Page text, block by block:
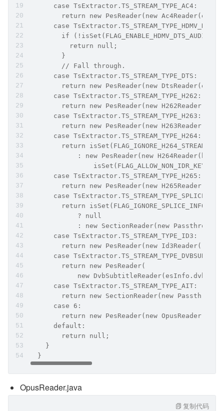
      case TsExtractor.TS_STREAM_TYPE_AC4:
return new PesReader(new
      case TsExtractor.TS_STREAM_TYPE_HDMV_DTS:
if
          return null;
        }
        // Fall through.
      case TsExtractor.TS_STREAM_TYPE_DTS:
return new PesReader(new
      case TsExtractor.TS_STREAM_TYPE_H262:
return new PesReader(new
      case TsExtractor.TS_STREAM_TYPE_H263:
return new PesReader(new
      case TsExtractor.TS_STREAM_TYPE_H264:
return isSet(FLAG_IGNORE_H264_STREAM) ?
: new PesReader(new
      case TsExtractor.TS_STREAM_TYPE_H265:
return new PesReader(new
case
return
            ? null
: new SectionReader(new
      case TsExtractor.TS_STREAM_TYPE_ID3:
        return new PesReader(new Id3Reader());
      case TsExtractor.TS_STREAM_TYPE_DVBSUBS:
        return new PesReader(
new
      case TsExtractor.TS_STREAM_TYPE_AIT:
return new SectionReader(new
      case 6:
        return new PesReader(new OpusReader());
      default:
        return null;
    }
  }
OpusReader.java
复制代码